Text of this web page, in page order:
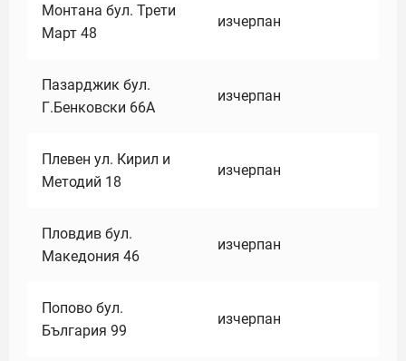
Монтана бул. Трети
Март 48
изчерпан
Пазарджик бул.
Г.Бенковски 66А
изчерпан
Плевен ул. Кирил и
Методий 18
изчерпан
Пловдив бул.
Македония 46
изчерпан
Попово бул.
България 99
изчерпан